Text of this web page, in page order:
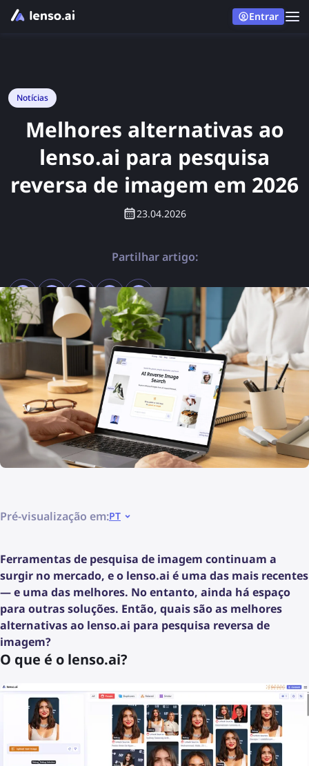
Entrar
Notícias
Melhores alternativas ao
lenso.ai para pesquisa
reversa de imagem em 2026
23.04.2026
Partilhar artigo:
Pré-visualização em:PT
Ferramentas de pesquisa de imagem continuam a
surgir no mercado, e o lenso.ai é uma das mais recentes
— e uma das melhores. No entanto, ainda há espaço
para outras soluções. Então, quais são as melhores
alternativas ao lenso.ai para pesquisa reversa de
imagem?
O que é o lenso.ai?